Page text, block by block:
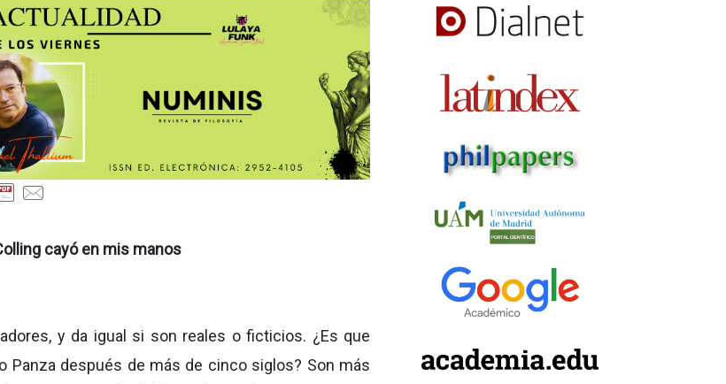
cayó en mis manos
y da igual si son reales o ficticios. ¿Es que
Panza después de más de cinco siglos? Son más